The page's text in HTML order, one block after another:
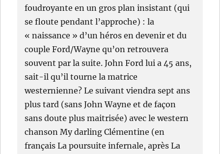
foudroyante en un gros plan insistant (qui
se floute pendant l’approche) : la
« naissance » d’un héros en devenir et du
couple Ford/Wayne qu’on retrouvera
souvent par la suite. John Ford lui a 45 ans,
sait-il qu’il tourne la matrice
westernienne? Le suivant viendra sept ans
plus tard (sans John Wayne et de façon
sans doute plus maitrisée) avec le western
chanson My darling Clémentine (en
français La poursuite infernale, après La